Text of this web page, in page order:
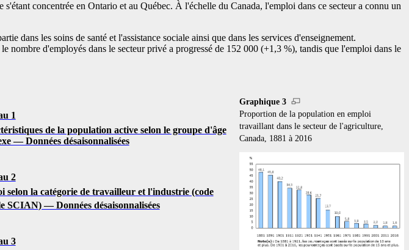
concentrée en Ontario et au Québec. À l'échelle du Canada, l'emploi dans ce secteur a connu un
dans les soins de santé et l'assistance sociale ainsi que dans les services d'enseignement.
d'employés dans le secteur privé a progressé de 152 000 (+1,3 %), tandis que l'emploi dans le
Graphique 3
Proportion de la population en emploi
travaillant dans le secteur de l'agriculture,
Canada, 1881 à 2016
1
de la population active selon le groupe d'âge
— Données désaisonnalisées
2
selon la catégorie de travailleur et l'industrie (code
SCIAN) — Données désaisonnalisées
3